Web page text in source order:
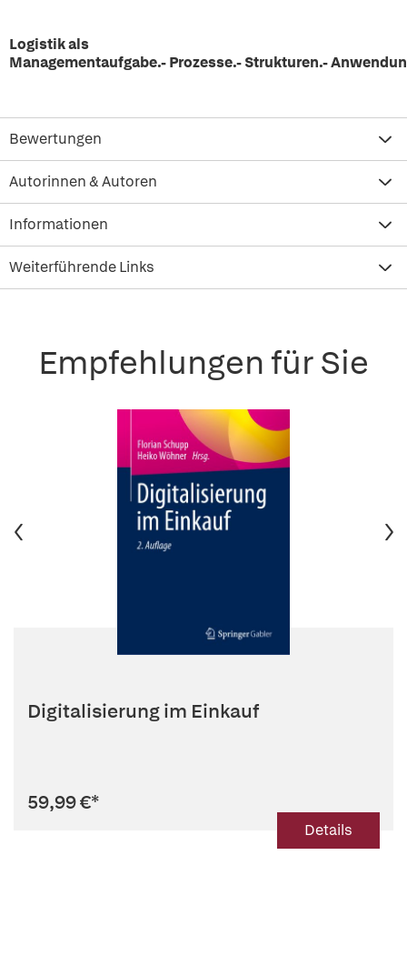
Logistik als
Managementaufgabe.- Prozesse.- Strukturen.-
Bewertungen
Autorinnen & Autoren
Informationen
Weiterführende Links
Empfehlungen für Sie
Digitalisierung im Einkauf
59,99 €*
Details